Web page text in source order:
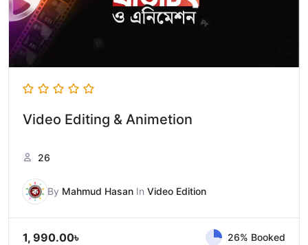
Video Editing & Animetion
26
By Mahmud Hasan In Video Edition
1, 990.00৳ 26% Booked